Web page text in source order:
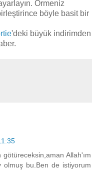
Örmeniz
böyle basit bir
'deki büyük indirimden
Allah'ım
bu.Ben de istiyorum